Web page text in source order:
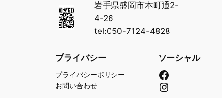
岩手県盛岡市本町通2-
4-26
tel:050-7124-4828
プライバシー
プライバシーポリシー
お問い合わせ
ソーシャル
Facebook
Instagram